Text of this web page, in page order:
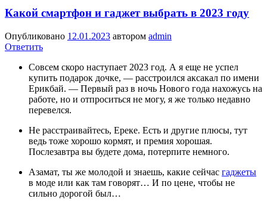
Какой смартфон и гаджет выбрать в 2023 году
Опубликовано 12.01.2023 автором admin
Ответить
Совсем скоро наступает 2023 год. А я еще не успел
купить подарок дочке, — расстроился аксакал по имени
Ерикбай. — Первый раз в ночь Нового года нахожусь на
работе, но и отпроситься не могу, я же только недавно
перевелся.
Не расстраивайтесь, Ереке. Есть и другие плюсы, тут
ведь тоже хорошо кормят, и премия хорошая.
Послезавтра вы будете дома, потерпите немного.
Азамат, ты же молодой и знаешь, какие сейчас гаджеты
в моде или как там говорят… И по цене, чтобы не
сильно дорогой был…